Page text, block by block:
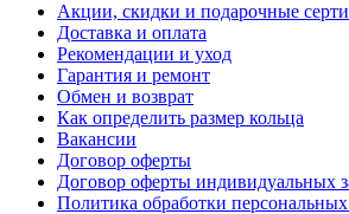
Акции, скидки и подарочные
Доставка и оплата
Рекомендации и уход
Гарантия и ремонт
Обмен и возврат
Как определить размер кольца
Вакансии
Договор оферты
Договор оферты индивидуальных
Политика обработки